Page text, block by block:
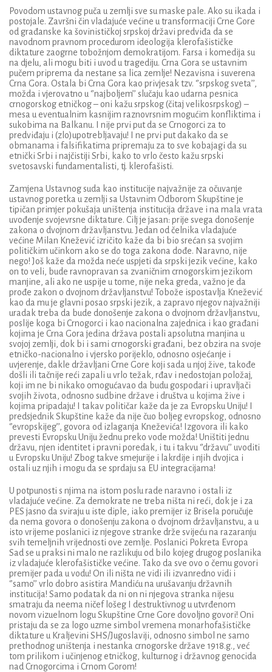
Povodom ustavnog puča u zemlji sve su maske pale. Ako su ikada i
postojale. Završni čin vladajuće većine u transformaciji Crne Gore
od građanske ka šovinističkoj srpskoj državi predviđa da se
navodnom pravnom procedurom ideologija klerofašističke
diktature zaogrne tobožnjom demokratijom. Farsa i komedija su
na djelu, ali mogu biti i uvod u tragediju. Crna Gora se ustavnim
pučem priprema da nestane sa lica zemlje! Nezavisna i suverena
Crna Gora. Ostala bi Crna Gora kao privjesak tzv. ‘’srpskog sveta’’,
možda i vjerovatno u ‘’najboljem’’ slučaju kao udarna pesnica
crnogorskog etničkog – oni kažu srpskog (čitaj velikosrpskog) –
mesa u eventualnim kasnijim raznovrsnim mogućim konfliktima i
sukobima na Balkanu. I nije prvi put da se Crnogorci za to
predviđaju i (zlo)upotrebljavaju! I ne prvi put dakako da se
obmanama i falsifikatima pripremaju za to sve kobajagi da su
etnički Srbi i najčistiji Srbi, kako to vrlo često kažu srpski
svetosavski fundamentalisti, tj. klerofašisti.
Zamjena Ustavnog suda kao institucije najvažnije za očuvanje
ustavnog poretka u zemlji sa Ustavnim Odborom Skupštine je
tipičan primjer pokušaja uništenja institucija države i na mala vrata
uvođenje svojevrsne diktature. Cilj je jasan: prije svega donošenje
zakona o dvojnom državljanstvu. Jedan od čelnika vladajuće
većine Milan Knežević izričito kaže da bi bio srećan sa svojim
političkim učinkom ako se do toga zakona dođe. Naravno, nije
nego! Još kaže da možda neće uspjeti da srpski jezik većine, kako
on to veli, bude ravnopravan sa zvaničnim crnogorskim jezikom
manjine, ali ako ne uspije u tome, nije neka greda, važno je da
prođe zakon o dvojnom državljanstvu! Tobože ispostavlja Knežević
kao da mu je glavni posao srpski jezik, a zapravo njegov najvažniji
uradak treba da bude donošenje zakona o dvojnom državljanstvu,
poslije koga bi Crnogorci i kao nacionalna zajednica i kao građani
kojima je Crna Gora jedina država postali apsolutna manjina u
svojoj zemlji, dok bi i sami crnogorski građani, bez obzira na svoje
etničko-nacionalno i vjersko porijeklo, odnosno osjećanje i
uvjerenje, dakle državljani Crne Gore koji sada u njoj žive, takođe
došli ili tačnije reći zapali u vrlo težak, rđav i nedostojan položaj,
koji im ne bi nikako omogućavao da budu gospodari i upravljači
svojih života, odnosno sudbine države i društva u kojima žive i
kojima pripadaju! I takav političar kaže da je za Evropsku Uniju! I
predsjednik Skupštine kaže da nije čuo boljeg evropskog, odnosno
‘’evropskijeg’’, govora od izlaganja Kneževića! Izgovora ili kako
prevesti Evropsku Uniju žednu preko vode možda! Uništiti jednu
državu, njen identitet i pravni poredak, i tu i takvu ‘’državu’’ uvoditi
u Evropsku Uniju! Zbog takve smejurije i lakrdije i njih dvojica i
ostali uz njih i mogu da se sprdaju sa EU integracijama!
U potpunosti s njima na istom poslu rade naravno i ostali iz
vladajuće većine. Za demokrate ne treba ništa ni reći, dok je i za
PES jasno da sviraju u iste diple, iako premijer iz Brisela poručuje
da nema govora o donošenju zakona o dvojnom državljanstvu, a u
isto vrijeme poslanici iz njegove stranke drže svijeću na razaranju
svih temeljnih vrijednosti ove zemlje. Poslanici Pokreta Evropa
Sad se u praksi ni malo ne razlikuju od bilo kojeg drugog poslanika
iz vladajuće klerofašističke većine. Tako da sve ovo o čemu govori
premijer pada u vodu! On ili ništa ne vidi ili izvanredno vidi i
‘’samo’’ vrlo dobro asistira Mandiću na urušavanju državnih
institucija! Samo podatak da ni on ni njegova stranka nijesu
smatraju da neema ničef lošeg I destruktivnog u utvrđenom
novom vizuelnom logu Skupštine Crne Gore dovoljno govori! Oni
pristaju da se za logo uzme simbol vremena monarhofašističke
diktature u Kraljevini SHS/Jugoslaviji, odnosno simbol ne samo
prethodnog uništenja i nestanka crnogorske države 1918.g., već
tom prilikom i učinjenog etničkog, kulturnog i državnog genocida
nad Crnogorcima i Crnom Gorom!